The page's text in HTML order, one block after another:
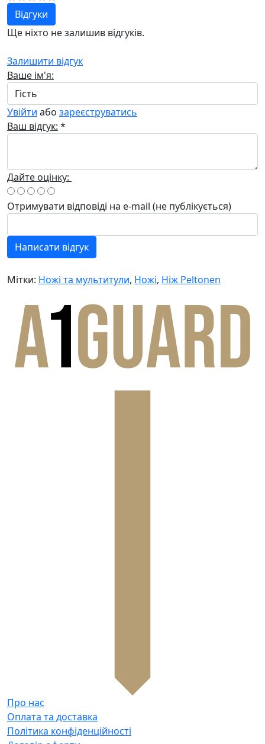
Відгуки
Ще ніхто не залишив відгуків.
Залишити відгук
Ваше ім'я:
Увійти або зареєструватись
Ваш відгук: *
Дайте оцінку:
Отримувати відповіді на e-mail (не публікується)
Написати відгук
Мітки: Ножі та мультитули, Ножі, Ніж Peltonen
Про нас
Оплата та доставка
Політика конфіденційності